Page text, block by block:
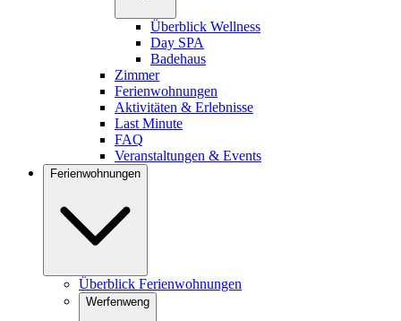
Überblick Wellness
Day SPA
Badehaus
Zimmer
Ferienwohnungen
Aktivitäten & Erlebnisse
Last Minute
FAQ
Veranstaltungen & Events
Ferienwohnungen
Überblick Ferienwohnungen
Werfenweng